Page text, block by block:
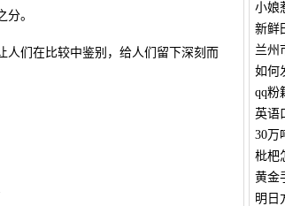
。
人们在比较中鉴别，给人们留下深刻而
小娘
新鲜
兰州
如何
qq粉
英语
30万
枇杷
黄金
明日